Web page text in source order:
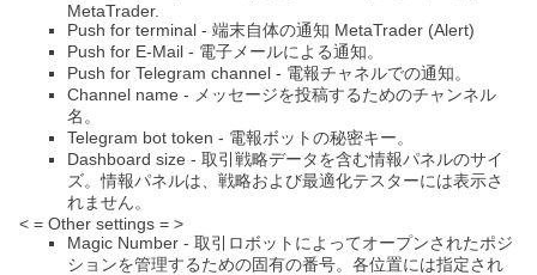
MetaTrader.
Push for terminal - 端末自体の通知 MetaTrader (Alert)
Push for E-Mail - 電子メールによる通知。
Push for Telegram channel - 電報チャネルでの通知。
Channel name - メッセージを投稿するためのチャンネル
名。
Telegram bot token - 電報ボットの秘密キー。
Dashboard size - 取引戦略データを含む情報パネルのサイ
ズ。情報パネルは、戦略および最適化テスターに​​は表示さ
れません。
< = Other settings = >
Magic Number - 取引ロボットによってオープンされたポジ
ションを管理するための固有の番号。各位置には指定され